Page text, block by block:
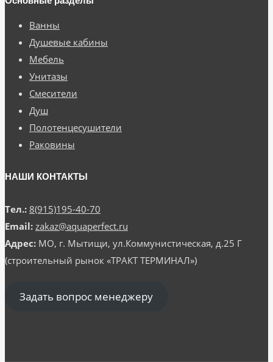
Ванны
Душевые кабины
Мебель
Унитазы
Смесители
Душ
Полотенцесушители
Раковины
НАШИ КОНТАКТЫ
Тел.: 8(915)195-40-70
Email: zakaz@aquaperfect.ru
Адрес: МО, г. Мытищи, ул.Коммунистическая, д.25 Г
(строительный рынок «ТРАКТ ТЕРМИНАЛ»)
Задать вопрос менеджеру